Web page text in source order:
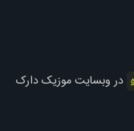
در وبسایت موزیک دارک